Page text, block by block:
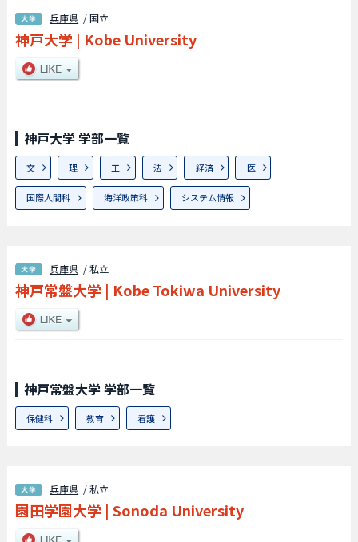
兵庫県 / 国立
神戸大学 | Kobe University
神戸大学 学部一覧
文 理 工 法 経済 医
国際人間科 海洋政策科 システム情報
兵庫県 / 私立
神戸常盤大学 | Kobe Tokiwa University
神戸常盤大学 学部一覧
保健科 教育 看護
兵庫県 / 私立
園田学園大学 | Sonoda University